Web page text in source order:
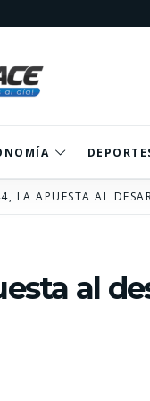
LA APUESTA AL
al